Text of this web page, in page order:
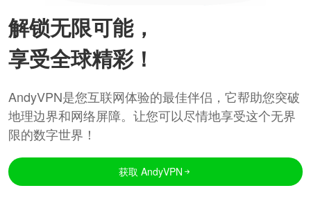
解锁无限可能，
享受全球精彩！
AndyVPN是您互联网体验的最佳伴侣，它帮助您突破
地理边界和网络屏障。让您可以尽情地享受这个无界
限的数字世界！
获取 AndyVPN